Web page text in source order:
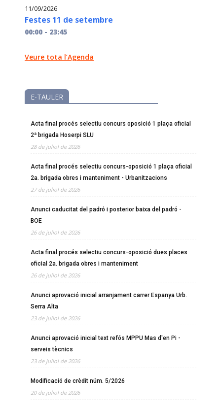
11/09/2026
Festes 11 de setembre
00:00 - 23:45
Veure tota l’Agenda
E-TAULER
Acta final procés selectiu concurs oposició 1 plaça oficial
2ª brigada Hoserpi SLU
28 de juliol de 2026
Acta final procés selectiu concurs-oposició 1 plaça oficial
2a. brigada obres i manteniment - Urbanitzacions
27 de juliol de 2026
Anunci caducitat del padró i posterior baixa del padró -
BOE
26 de juliol de 2026
Acta final procés selectiu concurs-oposició dues places
oficial 2a. brigada obres i manteniment
26 de juliol de 2026
Anunci aprovació inicial arranjament carrer Espanya Urb.
Serra Alta
23 de juliol de 2026
Anunci aprovació inicial text refós MPPU Mas d'en Pi -
serveis tècnics
23 de juliol de 2026
Modificació de crèdit núm. 5/2026
20 de juliol de 2026